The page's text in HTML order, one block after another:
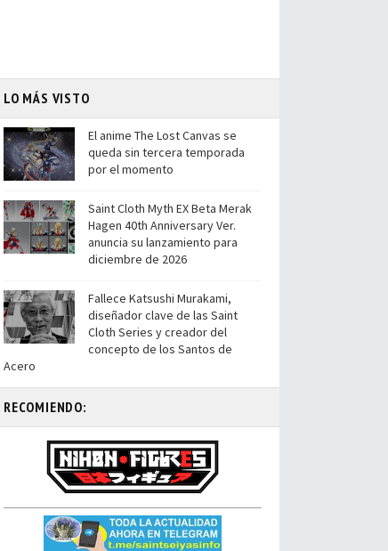
LO MÁS VISTO
El anime The Lost Canvas se
queda sin tercera temporada
por el momento
Saint Cloth Myth EX Beta Merak
Hagen 40th Anniversary Ver.
anuncia su lanzamiento para
diciembre de 2026
Fallece Katsushi Murakami,
diseñador clave de las Saint
Cloth Series y creador del
concepto de los Santos de
Acero
RECOMIENDO: